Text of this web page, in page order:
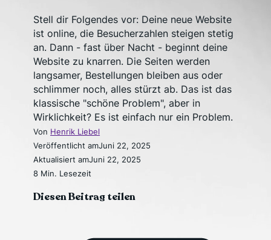
Stell dir Folgendes vor: Deine neue Website
ist online, die Besucherzahlen steigen stetig
an. Dann - fast über Nacht - beginnt deine
Website zu knarren. Die Seiten werden
langsamer, Bestellungen bleiben aus oder
schlimmer noch, alles stürzt ab. Das ist das
klassische "schöne Problem", aber in
Wirklichkeit? Es ist einfach nur ein Problem.
Von Henrik Liebel
Veröffentlicht amJuni 22, 2025
Aktualisiert amJuni 22, 2025
8 Min. Lesezeit
Diesen Beitrag teilen